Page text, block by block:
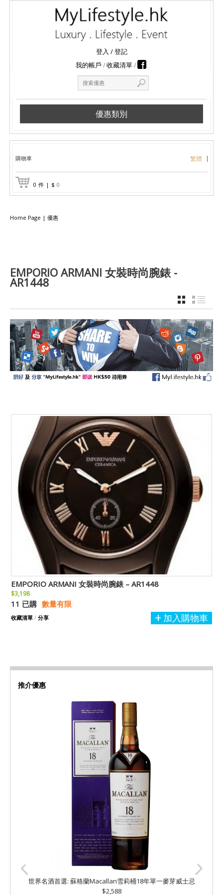
登入 /登記
我的帳戶
收藏清單
優惠類別
購物車 繁體
0 件 | $ 0
Home Page | 優惠
EMPORIO ARMANI 女裝時尚腕錶 -
AR1448
GRID
EMPORIO ARMANI 女裝時尚腕錶 – AR1448
$3,198
11 已購 數量有限
加入購物車
收藏清單 / 分享
推介優惠
世界名酒首選: 蘇格蘭Macallan雪莉桶18年單一麥芽威士忌
$2,588